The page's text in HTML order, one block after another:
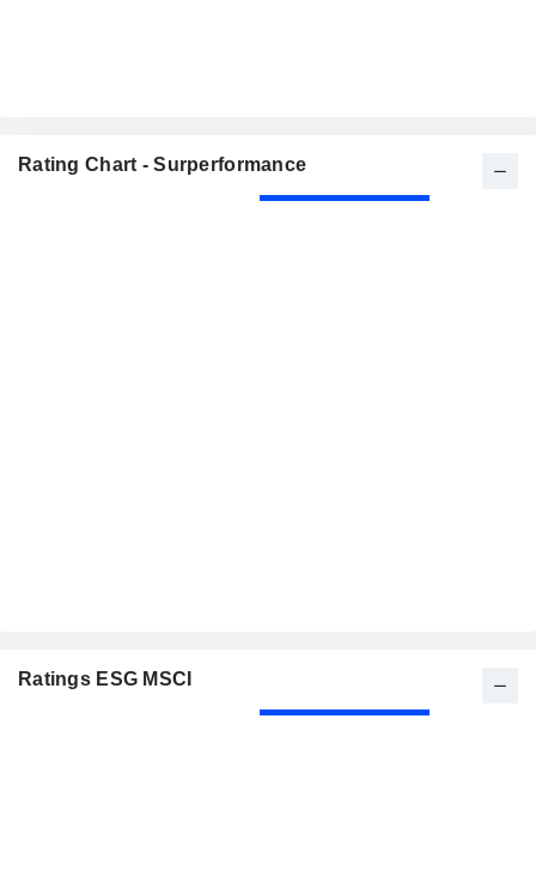
Rating Chart - Surperformance
Ratings ESG MSCI